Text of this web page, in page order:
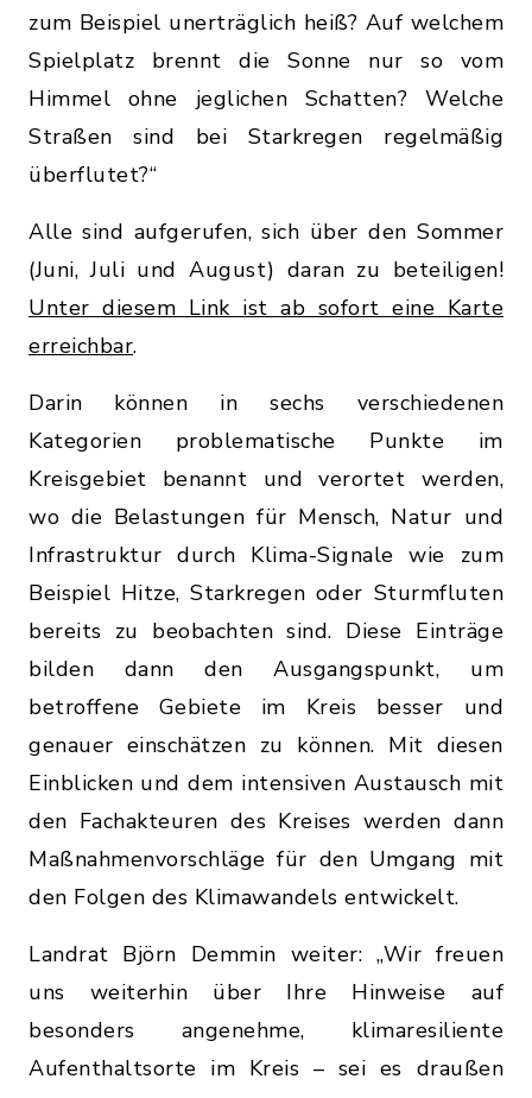
zum Beispiel unerträglich heiß? Auf welchem
Spielplatz brennt die Sonne nur so vom
Himmel ohne jeglichen Schatten? Welche
Straßen sind bei Starkregen regelmäßig
überflutet?“
Alle sind aufgerufen, sich über den Sommer
(Juni, Juli und August) daran zu beteiligen!
Unter diesem Link ist ab sofort eine Karte
erreichbar.
Darin können in sechs verschiedenen
Kategorien problematische Punkte im
Kreisgebiet benannt und verortet werden,
wo die Belastungen für Mensch, Natur und
Infrastruktur durch Klima-Signale wie zum
Beispiel Hitze, Starkregen oder Sturmfluten
bereits zu beobachten sind. Diese Einträge
bilden dann den Ausgangspunkt, um
betroffene Gebiete im Kreis besser und
genauer einschätzen zu können. Mit diesen
Einblicken und dem intensiven Austausch mit
den Fachakteuren des Kreises werden dann
Maßnahmenvorschläge für den Umgang mit
den Folgen des Klimawandels entwickelt.
Landrat Björn Demmin weiter: „Wir freuen
uns weiterhin über Ihre Hinweise auf
besonders angenehme, klimaresiliente
Aufenthaltsorte im Kreis – sei es draußen